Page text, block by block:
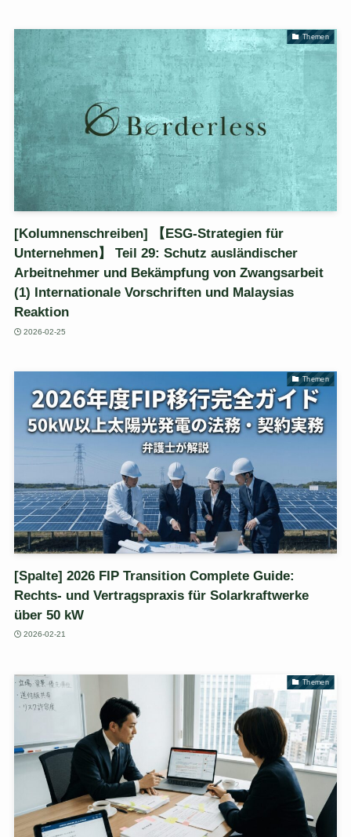
Themen
[Kolumnenschreiben] 【ESG-Strategien für
Unternehmen】 Teil 29: Schutz ausländischer
Arbeitnehmer und Bekämpfung von Zwangsarbeit
(1) Internationale Vorschriften und Malaysias
Reaktion
2026-02-25
Themen
[Spalte] 2026 FIP Transition Complete Guide:
Rechts- und Vertragspraxis für Solarkraftwerke
über 50 kW
2026-02-21
Themen